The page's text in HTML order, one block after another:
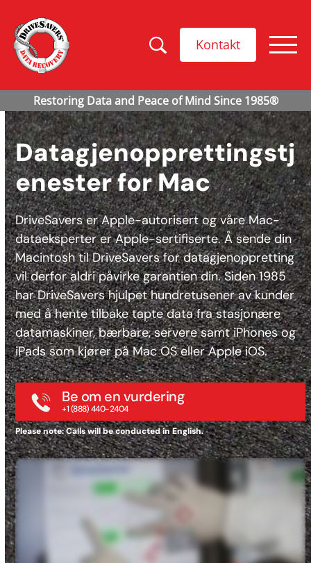
Kontakt
Datagjenopprettingstj
enester for Mac
DriveSavers er Apple-autorisert og våre Mac-
dataeksperter er Apple-sertifiserte. Å sende din
Macintosh til DriveSavers for datagjenoppretting
vil derfor aldri påvirke garantien din. Siden 1985
har DriveSavers hjulpet hundretusener av kunder
med å hente tilbake tapte data fra stasjonære
datamaskiner, bærbare, servere samt iPhones og
iPads som kjører på Mac OS eller Apple iOS.
Be om en vurdering
+1 (888) 440-2404
Please note: Calls will be conducted in English.